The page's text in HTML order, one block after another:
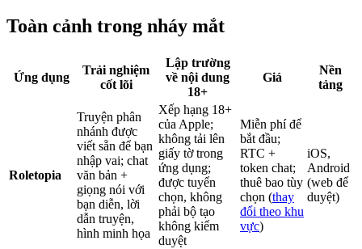
Toàn cảnh trong nháy mắt
Ứng dụng
Trải nghiệm
cốt lõi
Lập trường
về nội dung
18+
Giá
Nền
tảng
Roletopia
Truyện phân
nhánh được
viết sẵn để bạn
nhập vai; chat
văn bản +
giọng nói với
bạn diễn, lời
dẫn truyện,
hình minh họa
Xếp hạng 18+
của Apple;
không tải lên
giấy tờ trong
ứng dụng;
được tuyển
chọn, không
phải bộ tạo
không kiểm
duyệt
Miễn phí để
bắt đầu;
RTC +
token chat;
thuê bao tùy
chọn (thay
đổi theo khu
vực)
iOS,
Android
(web để
duyệt)